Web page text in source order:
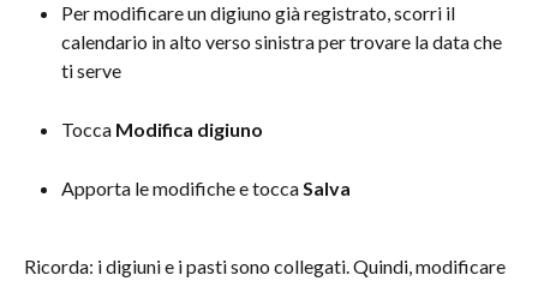
Per modificare un digiuno già registrato, scorri il
calendario in alto verso sinistra per trovare la data che
ti serve
Tocca Modifica digiuno
Apporta le modifiche e tocca Salva
Ricorda: i digiuni e i pasti sono collegati. Quindi, modificare